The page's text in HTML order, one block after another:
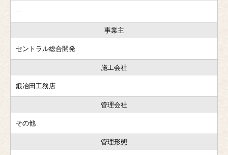
---
事業主
セントラル総合開発
施工会社
鍛冶田工務店
管理会社
その他
管理形態